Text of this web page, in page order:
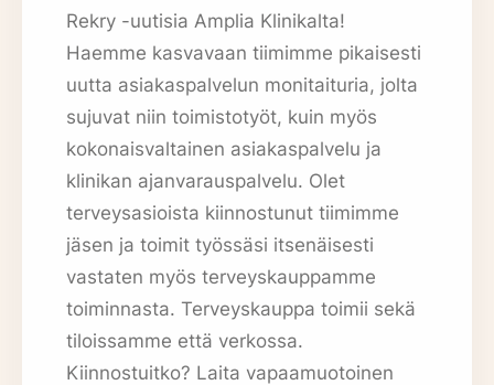
Rekry -uutisia Amplia Klinikalta!
Haemme kasvavaan tiimimme pikaisesti
uutta asiakaspalvelun monitaituria, jolta
sujuvat niin toimistotyöt, kuin myös
kokonaisvaltainen asiakaspalvelu ja
klinikan ajanvarauspalvelu. Olet
terveysasioista kiinnostunut tiimimme
jäsen ja toimit työssäsi itsenäisesti
vastaten myös terveyskauppamme
toiminnasta. Terveyskauppa toimii sekä
tiloissamme että verkossa.
Kiinnostuitko? Laita vapaamuotoinen